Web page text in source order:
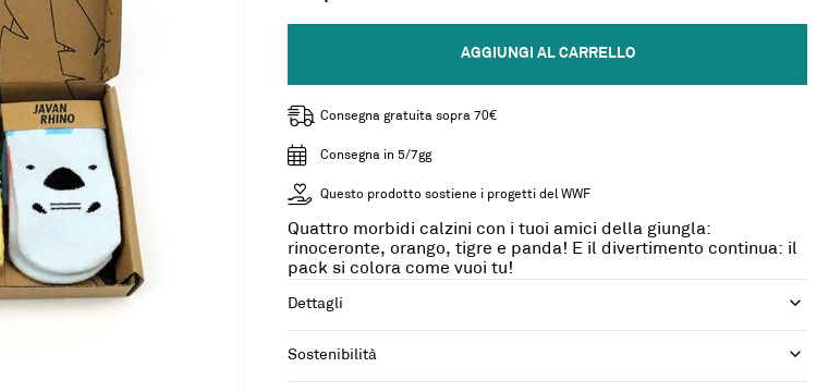
AGGIUNGI AL CARRELLO
Consegna gratuita sopra 70€
Consegna in 5/7gg
Questo prodotto sostiene i progetti del WWF
Quattro morbidi calzini con i tuoi amici della giungla:
rinoceronte, orango, tigre e panda! E il divertimento continua: il
pack si colora come vuoi tu!
Dettagli
Sostenibilità